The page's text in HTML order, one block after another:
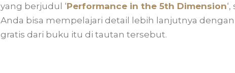
yang berjudul ‘Performance in the 5th Dimension
Anda bisa mempelajari detail lebih lanjutnya
gratis dari buku itu di tautan tersebut.